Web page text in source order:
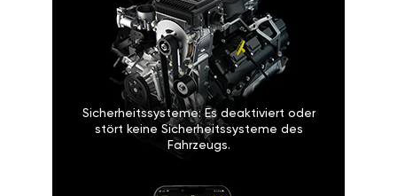
Sicherheitssysteme: Es deaktiviert oder
stört keine Sicherheitssysteme des
Fahrzeugs.